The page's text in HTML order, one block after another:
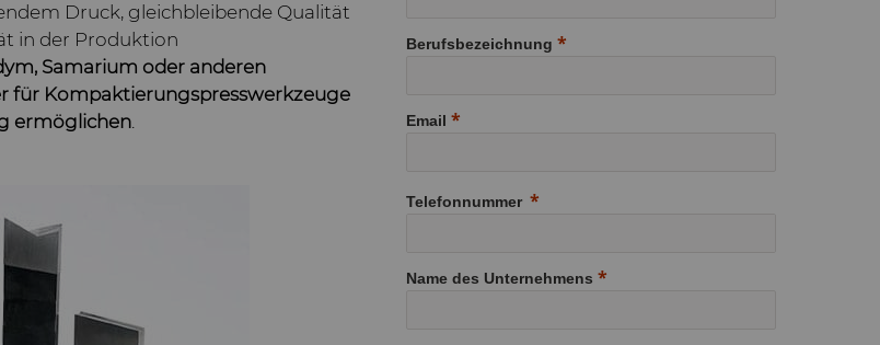
Druck, gleichbleibende Qualität
in der Produktion
Samarium oder anderen
für Kompaktierungspresswerkzeuge
ermöglichen.
Berufsbezeichnung
Email
Telefonnummer
Name des Unternehmens